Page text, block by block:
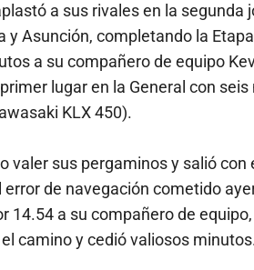
a sus rivales en la segunda
y Asunción, completando la
a su compañero de equipo
lugar en la General con
KLX 450).
valer sus pergaminos y salió con
de navegación cometido
14.54 a su compañero de
camino y cedió valiosos